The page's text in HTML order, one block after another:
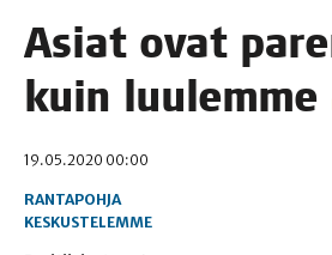
Asiat ovat
kuin luulemme
19.05.2020 00:00
RANTAPOHJA
KESKUSTELEMME